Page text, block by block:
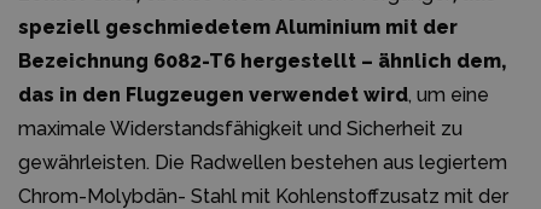
speziell geschmiedetem Aluminium mit der
Bezeichnung 6082-T6 hergestellt – ähnlich dem,
das in den Flugzeugen verwendet wird, um eine
maximale Widerstandsfähigkeit und Sicherheit zu
gewährleisten. Die Radwellen bestehen aus legiertem
Chrom-Molybdän- Stahl mit Kohlenstoffzusatz mit der